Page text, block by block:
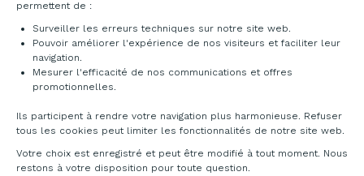
permettent de :
Surveiller les erreurs techniques sur notre site web.
Pouvoir améliorer l'expérience de nos visiteurs et faciliter leur
navigation.
Mesurer l'efficacité de nos communications et offres
promotionnelles.
Ils participent à rendre votre navigation plus harmonieuse. Refuser
tous les cookies peut limiter les fonctionnalités de notre site web.
Votre choix est enregistré et peut être modifié à tout moment. Nous
restons à votre disposition pour toute question.
Axeptio consent
LA904
Tissu TASMANIA
TS025 TS009 TS027